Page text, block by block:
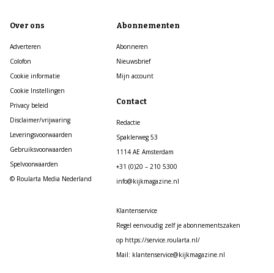
Over ons
Adverteren
Colofon
Cookie informatie
Cookie Instellingen
Privacy beleid
Disclaimer/vrijwaring
Leveringsvoorwaarden
Gebruiksvoorwaarden
Spelvoorwaarden
© Roularta Media Nederland
Abonnementen
Abonneren
Nieuwsbrief
Mijn account
Contact
Redactie
Spaklerweg 53
1114 AE Amsterdam
+31 (0)20 – 210 5300
info@kijkmagazine.nl
Klantenservice
Regel eenvoudig zelf je abonnementszaken
op https://service.roularta.nl/
Mail: klantenservice@kijkmagazine.nl